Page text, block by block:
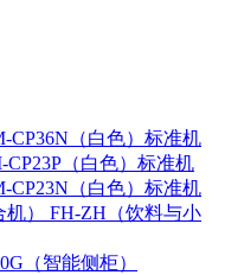
CP36N（白色）标准机
CP23P（白色）标准机
CP23N（白色）标准机
FH-ZH（饮料与小
（智能侧柜）